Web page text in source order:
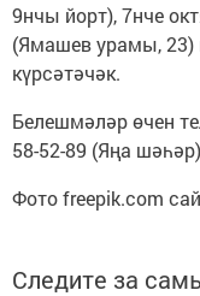
9нчы йорт), 7нче
(Ямашев урамы, 23)
күрсәтәчәк.
Белешмәләр өчен
58-52-89 (Яңа
Фото freepik.com
Следите за